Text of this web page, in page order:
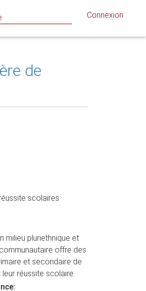
Connexion
de
scolaires
milieu pluriethnique et
offre des
et secondaire de
réussite scolaire.